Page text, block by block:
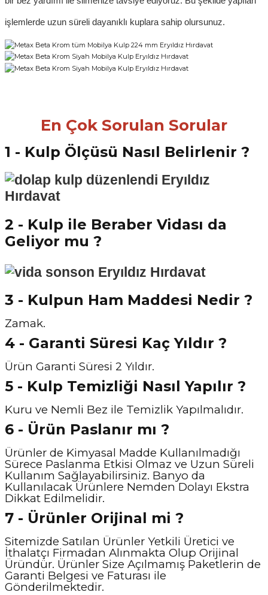
işlemlerde uzun süreli dayanıklı kuplara sahip olursunuz.
En Çok Sorulan Sorular
1 - Kulp Ölçüsü Nasıl Belirlenir ?
2 - Kulp ile Beraber Vidası da
Geliyor mu ?
3 - Kulpun Ham Maddesi Nedir ?
Zamak.
4 - Garanti Süresi Kaç Yıldır ?
Ürün Garanti Süresi 2 Yıldır.
5 - Kulp Temizliği Nasıl Yapılır ?
Kuru ve Nemli Bez ile Temizlik Yapılmalıdır.
6 - Ürün Paslanır mı ?
Ürünler de Kimyasal Madde Kullanılmadığı
Sürece Paslanma Etkisi Olmaz ve Uzun Süreli
Kullanım Sağlayabilirsiniz. Banyo da
Kullanılacak Ürünlere Nemden Dolayı Ekstra
Dikkat Edilmelidir.
7 - Ürünler Orijinal mi ?
Sitemizde Satılan Ürünler Yetkili Üretici ve
İthalatçı Firmadan Alınmakta Olup Orijinal
Üründür. Ürünler Size Açılmamış Paketlerin de
Garanti Belgesi ve Faturası ile
Gönderilmektedir.